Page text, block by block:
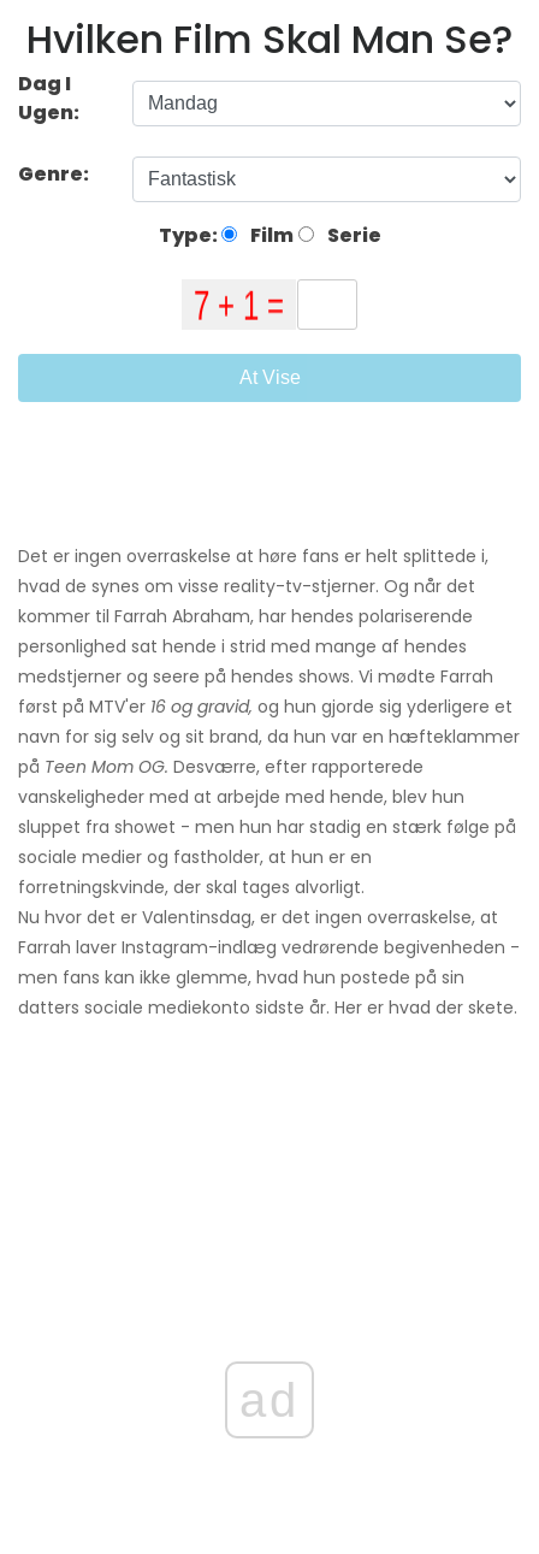
Hvilken Film Skal Man Se?
Dag I
Ugen:
Genre:
Type: Film Serie
At Vise
Det er ingen overraskelse at høre fans er helt splittede i,
hvad de synes om visse reality-tv-stjerner. Og når det
kommer til Farrah Abraham, har hendes polariserende
personlighed sat hende i strid med mange af hendes
medstjerner og seere på hendes shows. Vi mødte Farrah
først på MTV'er 16 og gravid, og hun gjorde sig yderligere et
navn for sig selv og sit brand, da hun var en hæfteklammer
på Teen Mom OG. Desværre, efter rapporterede
vanskeligheder med at arbejde med hende, blev hun
sluppet fra showet - men hun har stadig en stærk følge på
sociale medier og fastholder, at hun er en
forretningskvinde, der skal tages alvorligt.
Nu hvor det er Valentinsdag, er det ingen overraskelse, at
Farrah laver Instagram-indlæg vedrørende begivenheden -
men fans kan ikke glemme, hvad hun postede på sin
datters sociale mediekonto sidste år. Her er hvad der skete.
ad